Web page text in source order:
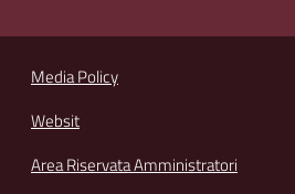
Media Policy
Websit
Area Riservata Amministratori